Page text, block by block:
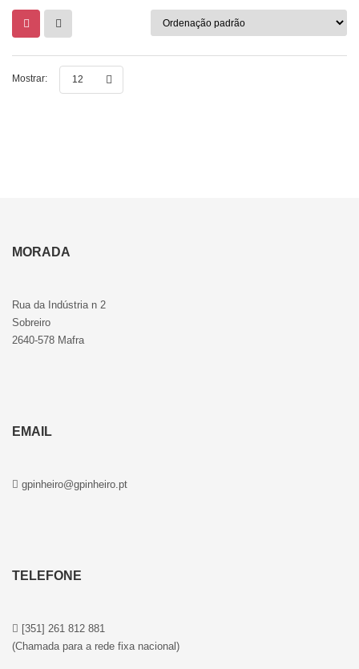
Mostrar: 12
MORADA
Rua da Indústria n 2
Sobreiro
2640-578 Mafra
EMAIL
gpinheiro@gpinheiro.pt
TELEFONE
[351] 261 812 881
(Chamada para a rede fixa nacional)